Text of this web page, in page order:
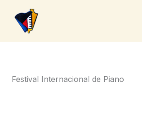
contenido
Festival Internacional de Piano